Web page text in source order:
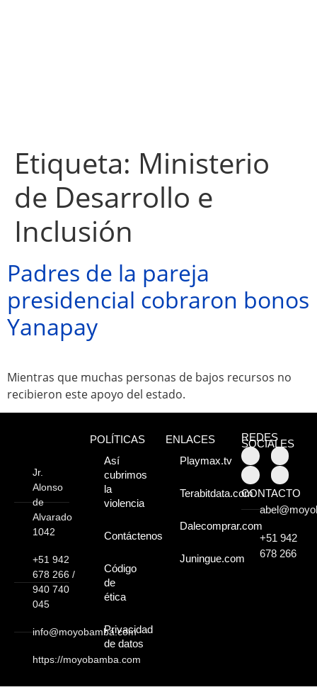
Moyobamba, está
lleno de atractivos
sorprendentes,
¡Descúbrelos!
Etiqueta: Ministerio
de Desarrollo e
Inclusión
Padres de la pareja
presidencial cobraron bonos
Yanapay
Mientras que muchas personas de bajos recursos no
recibieron este apoyo del estado.
Jr.
Alonso
de
Alvarado
1042
+51 942
678 266 /
940 740
045
info@moyobamba.com
https://moyobamba.com
POLÍTICAS
Así
cubrimos
la
violencia
Contáctenos
Código
de
ética
Privacidad
de datos
ENLACES
Playmax.tv
Terabitdata.com
Dalecomprar.com
Juningue.com
REDES
SOCIALES
CONTACTO
+51 942
678 266